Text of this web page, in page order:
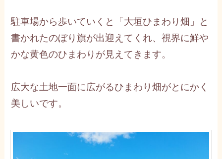
駐車場から歩いていくと「大垣ひまわり畑」と
書かれたのぼり旗が出迎えてくれ、視界に鮮や
かな黄色のひまわりが見えてきます。
広大な土地一面に広がるひまわり畑がとにかく
美しいです。